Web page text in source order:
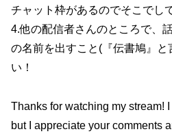
チャット枠があるのでそこでし
4.他の配信者さんのところで、
の名前を出すこと(『伝書鳩』と
い！
Thanks for watching my stream!
but I appreciate your comments